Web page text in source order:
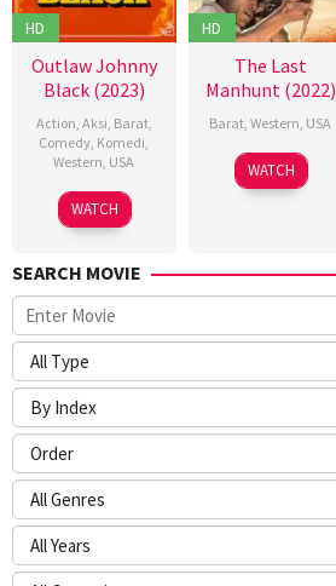
HD
Outlaw Johnny
Black (2023)
Action, Aksi, Barat,
Comedy, Komedi,
Western, USA
15
Sep
Michael
Jai
WATCH
HD
The Last
Manhunt (2022)
Barat,Western, USA
18
Nov
Christian
Camargo
WATCH
SEARCH MOVIE